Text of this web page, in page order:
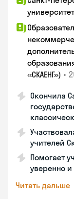
университет
«СКАЕНГ») •
Окончила
учителей
Помогает
уверенно
Читать дальше